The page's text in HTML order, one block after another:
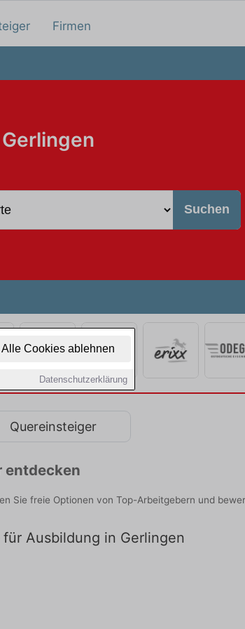
Alle Cookies ablehnen
Datenschutzerklärung
Firmen
Suchen
Quereinsteiger
entdecken
Sie freie Optionen von Top-Arbeitgebern und
Ausbildung in Gerlingen